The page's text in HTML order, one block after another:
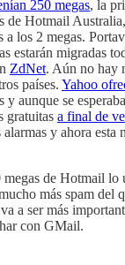
250 megas, la
de Hotmail
a los 2 megas.
estarán migradas
ZdNet. Aún no hay
países. Yahoo
y aunque se
gratuitas a final de
y ahora esta
de Hotmail lo
más spam del
a ser más
con GMail.